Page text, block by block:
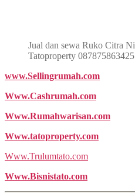
Jual dan sewa Ruko Citra
Tatoproperty 087875863425
www.Sellingrumah.com
Www.Cashrumah.com
Www.Rumahwarisan.com
Www.tatoproperty.com
Www.Trulumtato.com
Www.Bisnistato.com